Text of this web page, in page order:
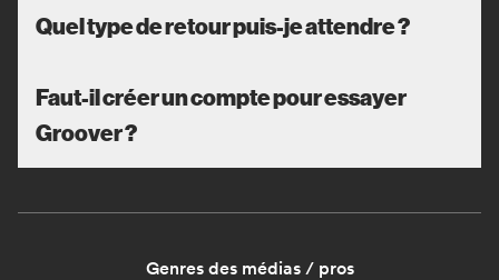
Quel type de retour puis-je attendre ?
Faut-il créer un compte pour essayer
Groover ?
Genres des médias / pros